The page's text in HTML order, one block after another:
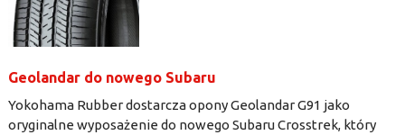
Geolandar do nowego Subaru
Yokohama Rubber dostarcza opony Geolandar G91 jako
oryginalne wyposażenie do nowego Subaru Crosstrek, który